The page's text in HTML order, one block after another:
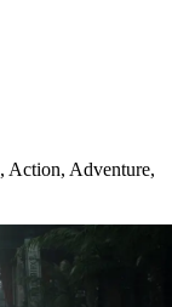
, Action, Adventure,